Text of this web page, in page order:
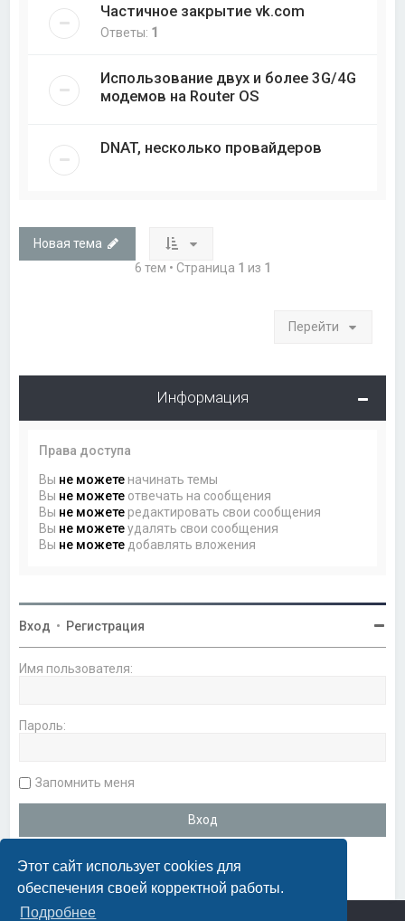
Этот сайт использует cookies для
обеспечения своей корректной работы.
Подробнее
Частичное закрытие vk.com
Ответы: 1
Использование двух и более 3G/4G
модемов на Router OS
DNAT, несколько провайдеров
Новая тема
6 тем • Страница 1 из 1
Перейти
Информация
Права доступа
Вы не можете начинать темы
Вы не можете отвечать на сообщения
Вы не можете редактировать свои сообщения
Вы не можетеудалять свои сообщения
Вы не можете добавлять вложения
Вход • Регистрация
Имя пользователя:
Пароль:
Запомнить меня